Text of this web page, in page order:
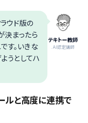
テキトー教師
.AI認定講師
ウド版の
決まったら
す。いきな
うとしてハ
ルと高度に連携で